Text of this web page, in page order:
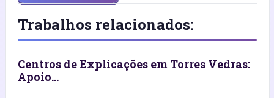
Trabalhos relacionados:
Centros de Explicações em Torres Vedras:
Apoio...